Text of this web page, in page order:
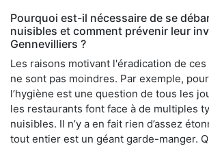
Pourquoi est-il nécessaire de se
nuisibles et comment prévenir leur
Gennevilliers ?
Les raisons motivant l'éradication de
ne sont pas moindres. Par exemple,
l’hygiène est une question de tous les
les restaurants font face à de multiples
nuisibles. Il n’y a en fait rien d’assez
tout entier est un géant garde-manger.